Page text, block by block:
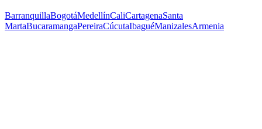
BarranquillaBogotáMedellínCaliCartagenaSanta
MartaBucaramangaPereiraCúcutaIbaguéManizalesArmenia